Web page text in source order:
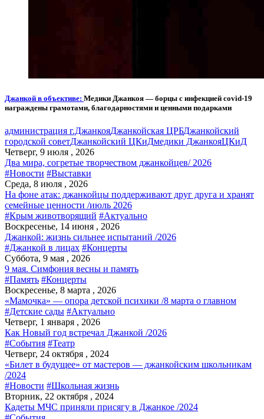
Джанкой в объективе: Медики Джанкоя — борцы с инфекцией covid-19
награждены грамотами, благодарностями и ценными подарками
администрация г.ДжанкояДжанкойская ЦРБДжанкойский
городской советДжанкойский ЦКиДмедики ДжанкояЦКиД
Четверг, 9 июля , 2026
Два мира, согретые творчеством джанкойцев/ 2026
#Новости #Выставки
Среда, 8 июля , 2026
На фоне атак: джанкойцы поддерживают друг друга и хранят
семейные ценности /июль 2026
#Крым животворящий #Актуально
Воскресенье, 14 июня , 2026
Джанкой: жизнь сильнее испытаний /2026
#Джанкой в лицах #Концерты
Суббота, 9 мая , 2026
9 мая. Симфония весны и память
#Память #Концерты
Воскресенье, 8 марта , 2026
«Мамочка» — опора детской психики /8 марта о главном
#Детские сады #Актуально
Четверг, 1 января , 2026
Как Новый год встречал Джанкой /2026
#События #Театр
Четверг, 24 октября , 2024
«Билет в будущее» от мастеров — джанкойским школьникам
/2024
#Новости #Школьная жизнь
Вторник, 22 октября , 2024
Кадеты МЧС приняли присягу в Джанкое /2024